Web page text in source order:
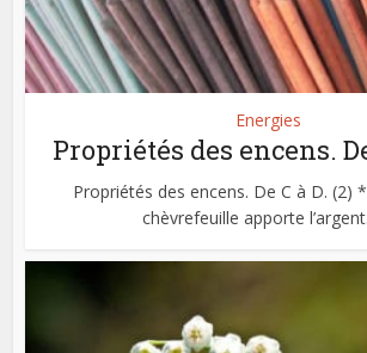
Energies
Propriétés des encens.
Propriétés des encens. De C à D. (2) *
chèvrefeuille apporte